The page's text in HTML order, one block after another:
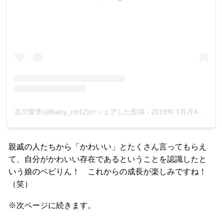
古川愛李(@baby_rin12)がシェアした投稿 - 2019年 1月月4日午前5時32分PST
親戚の人たちから「かわいい」とたくさん言ってもらえ
て、自分がかわいい存在であるということを認識したと
いう娘のベビりん！ これからの成長が楽しみですね！
（笑）
※次ページに続きます。